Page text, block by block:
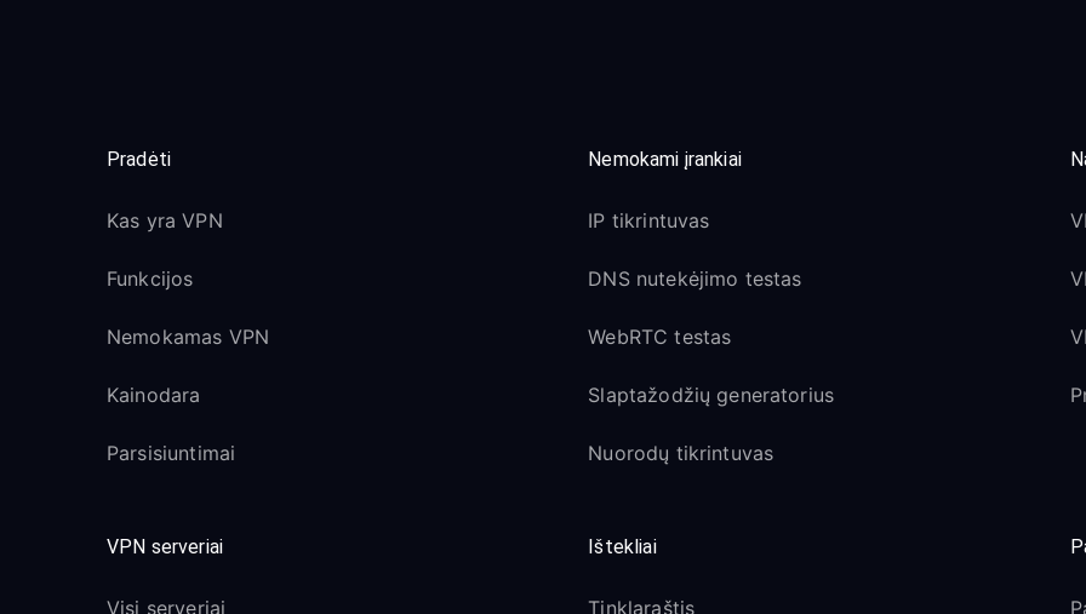
Pradėti
Kas yra VPN
Funkcijos
Nemokamas VPN
Kainodara
Parsisiuntimai
Nemokami įrankiai
IP tikrintuvas
DNS nutekėjimo testas
WebRTC testas
Slaptažodžių generatorius
Nuorodų tikrintuvas
VPN serveriai
Visi serveriai
Ištekliai
Tinklaraštis